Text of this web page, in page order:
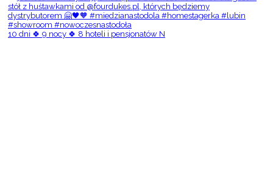
10 dni 🍀 9 nocy 🍀 8 hoteli i pensjonatów N